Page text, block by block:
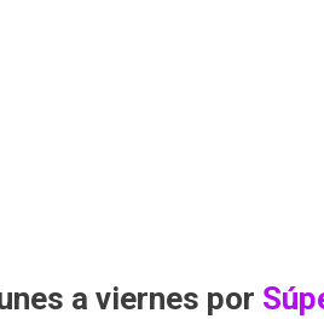
a viernes por